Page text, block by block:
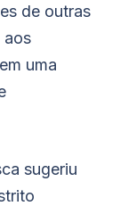
de outras
aos
uma
sugeriu